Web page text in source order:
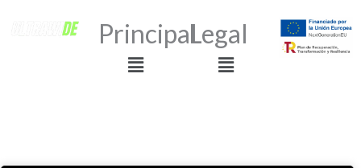
Principal
Menú
Legal
Menú